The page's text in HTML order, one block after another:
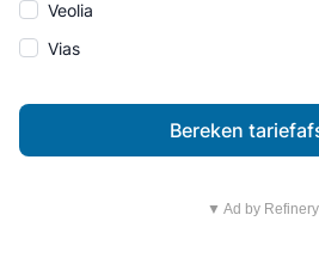
Veolia
Vias
Bereken
▼ Ad by